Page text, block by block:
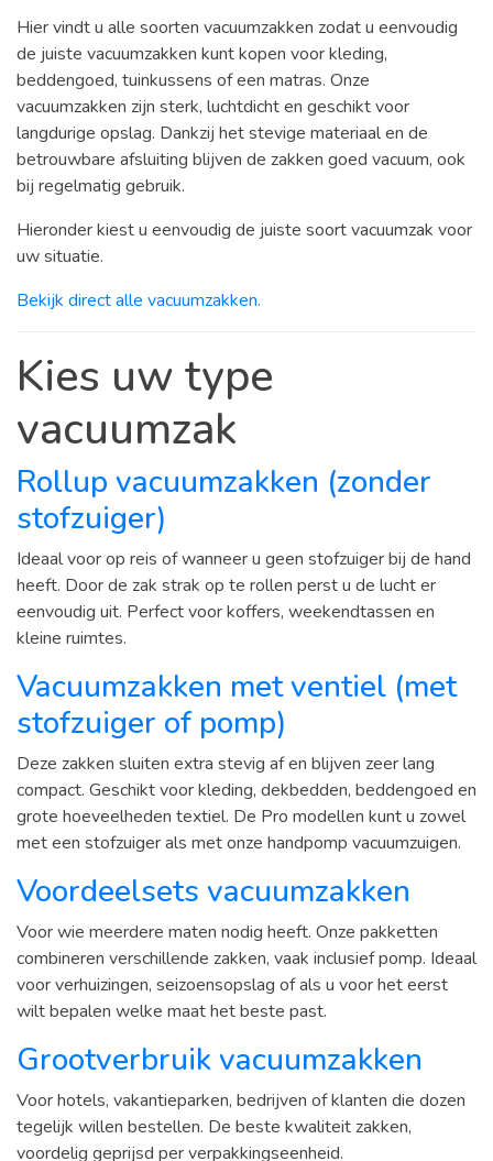
Hier vindt u alle soorten vacuumzakken zodat u eenvoudig
de juiste vacuumzakken kunt kopen voor kleding,
beddengoed, tuinkussens of een matras. Onze
vacuumzakken zijn sterk, luchtdicht en geschikt voor
langdurige opslag. Dankzij het stevige materiaal en de
betrouwbare afsluiting blijven de zakken goed vacuum, ook
bij regelmatig gebruik.
Hieronder kiest u eenvoudig de juiste soort vacuumzak voor
uw situatie.
Bekijk direct alle vacuumzakken.
Kies uw type
vacuumzak
Rollup vacuumzakken (zonder
stofzuiger)
Ideaal voor op reis of wanneer u geen stofzuiger bij de hand
heeft. Door de zak strak op te rollen perst u de lucht er
eenvoudig uit. Perfect voor koffers, weekendtassen en
kleine ruimtes.
Vacuumzakken met ventiel (met
stofzuiger of pomp)
Deze zakken sluiten extra stevig af en blijven zeer lang
compact. Geschikt voor kleding, dekbedden, beddengoed en
grote hoeveelheden textiel. De Pro modellen kunt u zowel
met een stofzuiger als met onze handpomp vacuumzuigen.
Voordeelsets vacuumzakken
Voor wie meerdere maten nodig heeft. Onze pakketten
combineren verschillende zakken, vaak inclusief pomp. Ideaal
voor verhuizingen, seizoensopslag of als u voor het eerst
wilt bepalen welke maat het beste past.
Grootverbruik vacuumzakken
Voor hotels, vakantieparken, bedrijven of klanten die dozen
tegelijk willen bestellen. De beste kwaliteit zakken,
voordelig geprijsd per verpakkingseenheid.